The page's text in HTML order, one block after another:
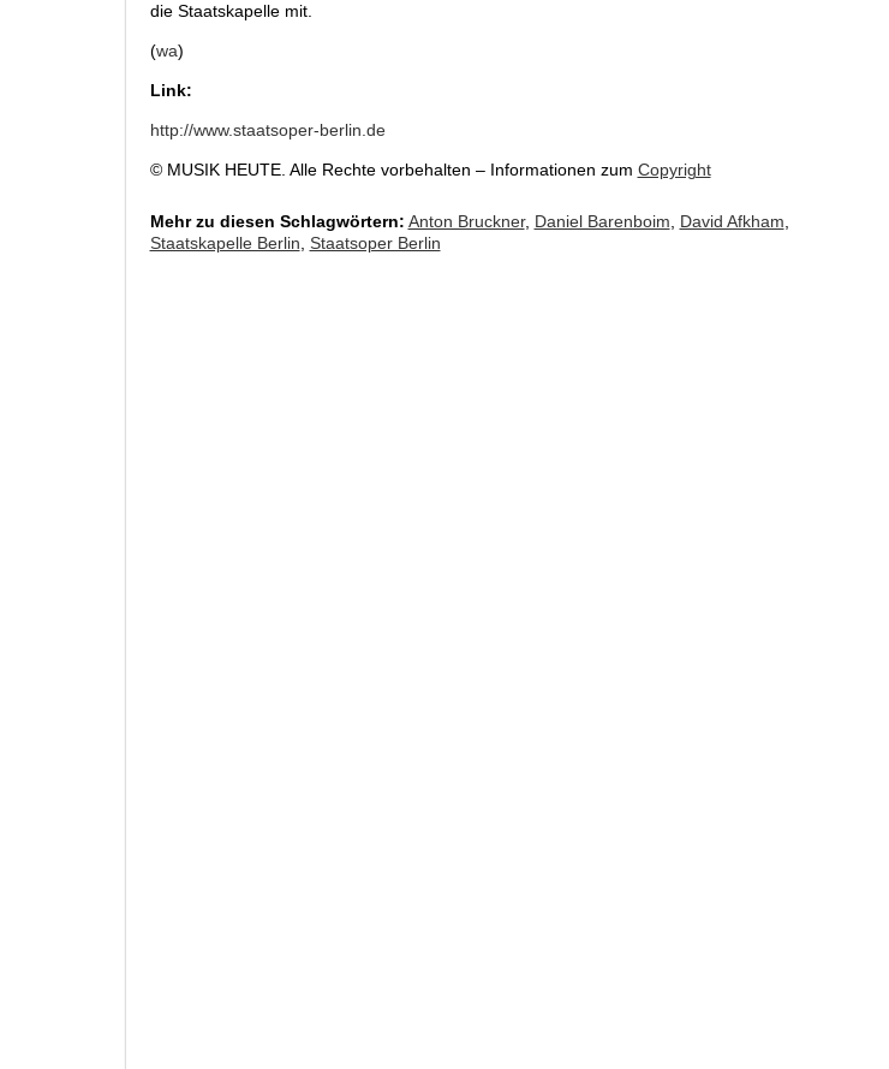
die Staatskapelle mit.
(wa)
Link:
http://www.staatsoper-berlin.de
© MUSIK HEUTE. Alle Rechte vorbehalten – Informationen zum Copyright
Mehr zu diesen Schlagwörtern: Anton Bruckner, Daniel Barenboim, David Afkham,
Staatskapelle Berlin, Staatsoper Berlin